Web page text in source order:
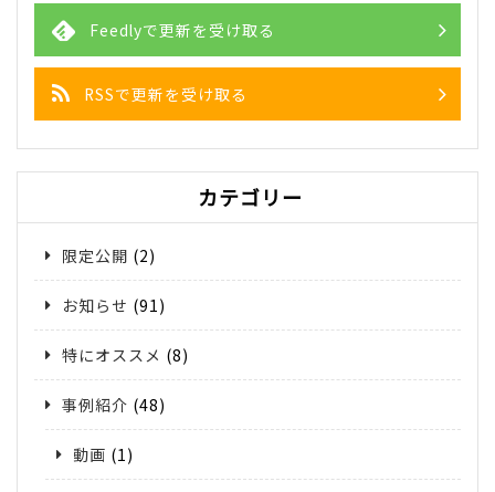
Feedlyで更新を受け取る
RSSで更新を受け取る
カテゴリー
限定公開 (2)
お知らせ (91)
特にオススメ (8)
事例紹介 (48)
動画 (1)